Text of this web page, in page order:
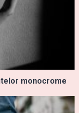
monocrome